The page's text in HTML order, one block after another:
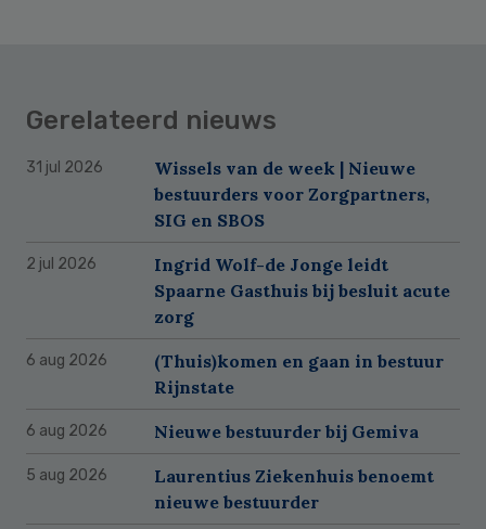
Gerelateerd nieuws
31 jul 2026
Wissels van de week | Nieuwe
bestuurders voor Zorgpartners,
SIG en SBOS
2 jul 2026
Ingrid Wolf-de Jonge leidt
Spaarne Gasthuis bij besluit acute
zorg
6 aug 2026
(Thuis)komen en gaan in bestuur
Rijnstate
6 aug 2026 Nieuwe bestuurder bij Gemiva
5 aug 2026
Laurentius Ziekenhuis benoemt
nieuwe bestuurder